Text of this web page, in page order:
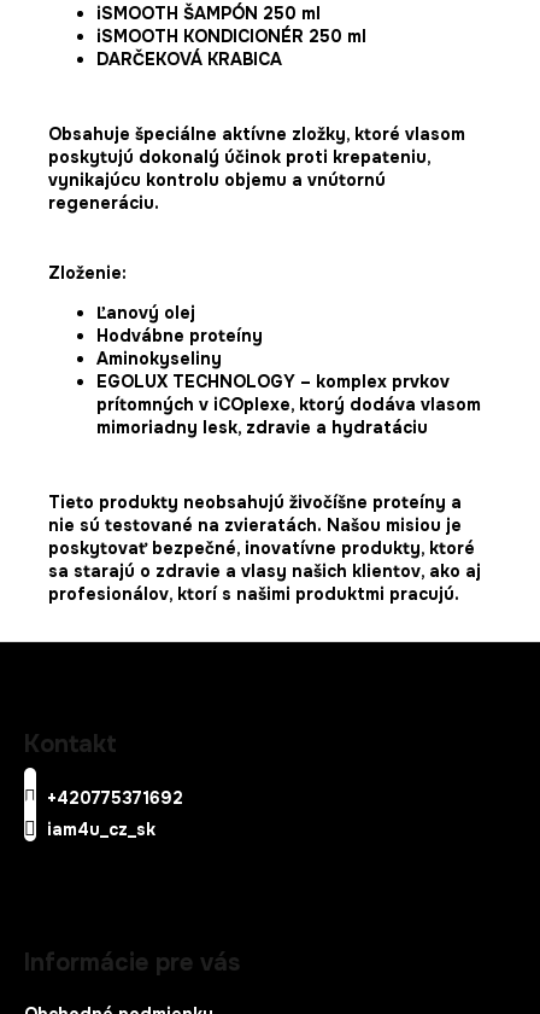
iSMOOTH ŠAMPÓN 250 ml
iSMOOTH KONDICIONÉR 250 ml
DARČEKOVÁ KRABICA
Obsahuje špeciálne aktívne zložky, ktoré vlasom
poskytujú dokonalý účinok proti krepateniu,
vynikajúcu kontrolu objemu a vnútornú
regeneráciu.
Zloženie:
Ľanový olej
Hodvábne proteíny
Aminokyseliny
EGOLUX TECHNOLOGY – komplex prvkov
prítomných v iCOplexe, ktorý dodáva vlasom
mimoriadny lesk, zdravie a hydratáciu
Tieto produkty neobsahujú živočíšne proteíny a
nie sú testované na zvieratách. Našou misiou je
poskytovať bezpečné, inovatívne produkty, ktoré
sa starajú o zdravie a vlasy našich klientov, ako aj
profesionálov, ktorí s našimi produktmi pracujú.
Kontakt
+420775371692
iam4u_cz_sk
Informácie pre vás